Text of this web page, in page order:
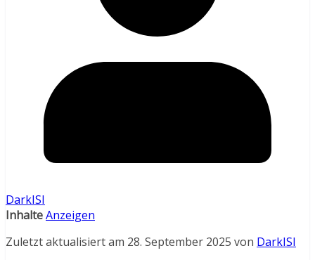
DarkISI
InhalteAnzeigen
Zuletzt aktualisiert am 28. September 2025 von DarkISI